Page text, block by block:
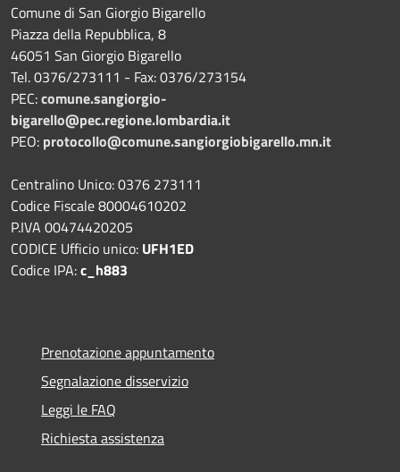
Comune di San Giorgio Bigarello
Piazza della Repubblica, 8
46051 San Giorgio Bigarello
Tel. 0376/273111 - Fax: 0376/273154
PEC:comune.sangiorgio-
bigarello@pec.regione.lombardia.it
PEO: protocollo@comune.sangiorgiobigarello.mn.it
Centralino Unico: 0376 273111
Codice Fiscale 80004610202
P.IVA 00474420205
CODICE Ufficio unico: UFH1ED
Codice IPA:c_h883
Prenotazione appuntamento
Segnalazione disservizio
Leggi le FAQ
Richiesta assistenza